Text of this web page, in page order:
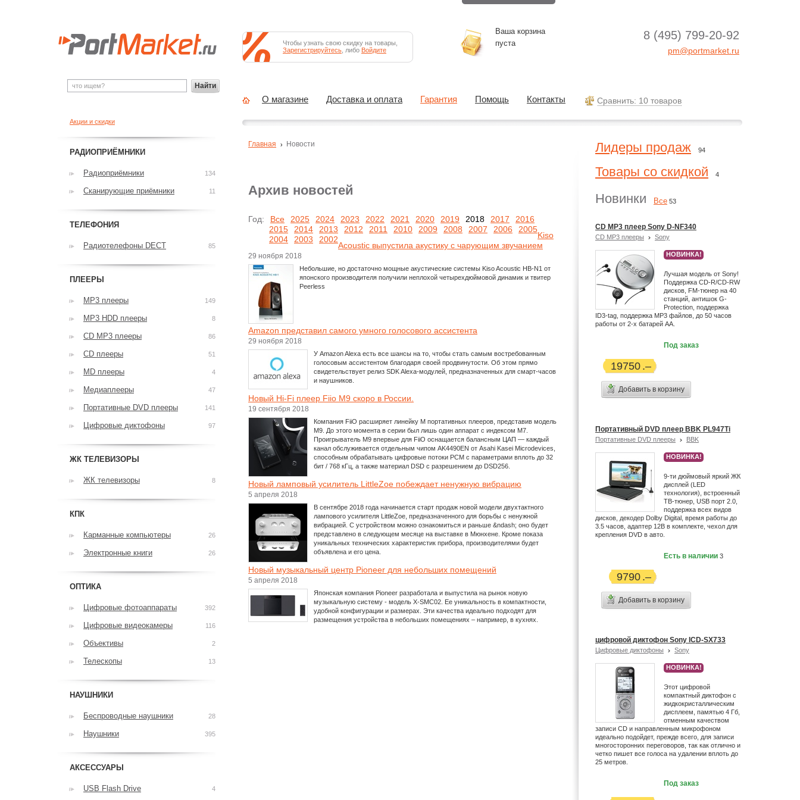
Архив новостей
Год: Все 2025 2024 2023 2022 2021 2020 2019 2018 2017
2016
2015
2014 2013 2012 2011 2010 2009 2008 2007 2006
2005
2004
2003 2002
Kiso
Acoustic выпустила акустику с чарующим звучанием
29 ноября 2018
Небольшие, но достаточно мощные акустические системы Kiso Acoustic HB-N1 от
японского производителя получили неплохой четырехдюймовой динамик и твитер
Peerless
Amazon представил самого умного голосового ассистента
29 ноября 2018
У Amazon Alexa есть все шансы на то, чтобы стать самым востребованным
голосовым ассистентом благодаря своей продвинутости. Об этом прямо
свидетельствует релиз SDK Alexa-модулей, предназначенных для смарт-часов
и наушников.
Новый Hi-Fi плеер Fiio M9 скоро в России.
19 сентября 2018
Компания FiiO расширяет линейку M портативных плееров, представив модель
M9. До этого момента в серии был лишь один аппарат с индексом M7.
Проигрыватель M9 впервые для FiiO оснащается балансным ЦАП — каждый
канал обслуживается отдельным чипом AK4490EN от Asahi Kasei Microdevices,
способным обрабатывать цифровые потоки PCM с параметрами вплоть до 32
бит / 768 кГц, а также материал DSD с разрешением до DSD256.
Новый ламповый усилитель LittleZoe побеждает ненужную вибрацию
5 апреля 2018
В сентябре 2018 года начинается старт продаж новой модели двухтактного
лампового усилителя LittleZoe, предназначенного для борьбы с ненужной
вибрацией. С устройством можно ознакомиться и раньше &ndash; оно будет
представлено в следующем месяце на выставке в Мюнхене. Кроме показа
уникальных технических характеристик прибора, производителями будет
объявлена и его цена.
Новый музыкальный центр Pioneer для небольших помещений
5 апреля 2018
Японская компания Pioneer разработала и выпустила на рынок новую
музыкальную систему - модель X-SMC02. Ее уникальность в компактности,
удобной конфигурации и размерах. Эти качества идеально подходят для
размещения устройства в небольших помещениях – например, в кухнях.
Главная Новости Лидеры продаж 94
Товары со скидкой 4
Новинки Все 53
CD MP3 плеер Sony D-NF340
CD MP3 плееры Sony
НОВИНКА!
Лучшая модель от Sony!
Поддержка CD-R/CD-RW
дисков, FM-тюнер на 40
станций, антишок G-
Protection, поддержка
ID3-tag, поддержка MP3 файлов, до 50 часов
работы от 2-х батарей АА.
Под заказ
19750
Добавить в корзину
Портативный DVD плеер BBK PL947Ti
Портативные DVD плееры BBK
НОВИНКА!
9-ти дюймовый яркий ЖК
дисплей (LED
технология), встроенный
ТВ-тюнер, USB порт 2.0,
поддержка всех видов
дисков, декодер Dolby Digital, время работы до
3.5 часов, адаптер 12В в комплекте, чехол для
крепления DVD в авто.
Есть в наличии 3
9790
Добавить в корзину
цифровой диктофон Sony ICD-SX733
Цифровые диктофоны Sony
НОВИНКА!
Этот цифровой
компактный диктофон с
жидкокристаллическим
дисплеем, памятью 4 Гб,
отменным качеством
записи CD и направленным микрофоном
идеально подойдет, прежде всего, для записи
многосторонних переговоров, так как отлично и
четко пишет все голоса на удалении вплоть до
25 метров.
Под заказ
Акции и скидки
РАДИОПРИЁМНИКИ
Радиоприёмники 134
Сканирующие приёмники 11
ТЕЛЕФОНИЯ
Радиотелефоны DECT 85
ПЛЕЕРЫ
MP3 плееры 149
MP3 HDD плееры 8
CD MP3 плееры 86
CD плееры 51
MD плееры 4
Медиаплееры 47
Портативные DVD плееры 141
Цифровые диктофоны 97
ЖК ТЕЛЕВИЗОРЫ
ЖК телевизоры 8
КПК
Карманные компьютеры 26
Электронные книги 26
ОПТИКА
Цифровые фотоаппараты 392
Цифровые видеокамеры 116
Объективы 2
Телескопы 13
НАУШНИКИ
Беспроводные наушники 28
Наушники 395
АКСЕССУАРЫ
USB Flash Drive 4
Найти
Чтобы узнать свою скидку на товары,
Зарегистрируйтесь , либо Войдите
Ваша корзина
пуста
8 (495) 799-20-92
pm@portmarket.ru
О магазине Доставка и оплата Гарантия Помощь Контакты Cравнить: 10 товаров